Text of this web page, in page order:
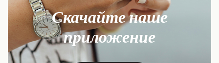
Скачайте наше
приложение